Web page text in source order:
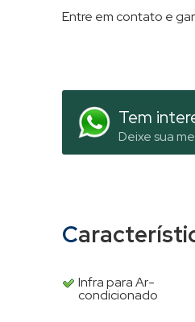
Entre em contato e
Tem
Deixe sua
Infra para Ar-
condicionado